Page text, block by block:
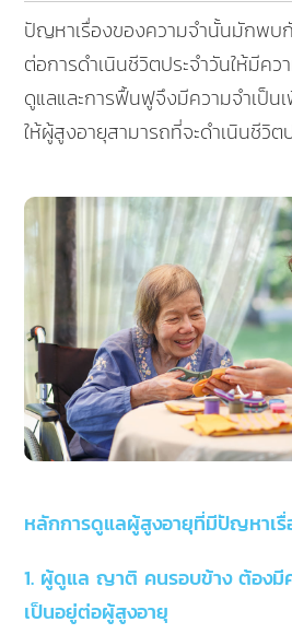
ปัญหาเรื่องของความจำนั้นมักพบ
ต่อการดำเนินชีวิตประจำวันให้มีค
ดูแลและการฟื้นฟูจึงมีความจำเป็น
ให้ผู้สูงอายุสามารถที่จะดำเนินชีวิต
หลักการดูแลผู้สูงอายุที่มีปัญหาเรื่
1. ผู้ดูแล ญาติ คนรอบข้าง ต้องมีค
เป็นอยู่ต่อผู้สูงอายุ